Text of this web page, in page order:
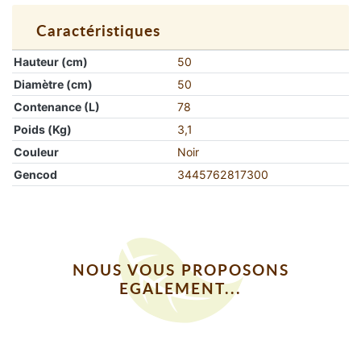
Caractéristiques
Hauteur (cm)
50
Diamètre (cm)
50
Contenance (L)
78
Poids (Kg)
3,1
Couleur
Noir
Gencod
3445762817300
NOUS VOUS PROPOSONS
EGALEMENT...